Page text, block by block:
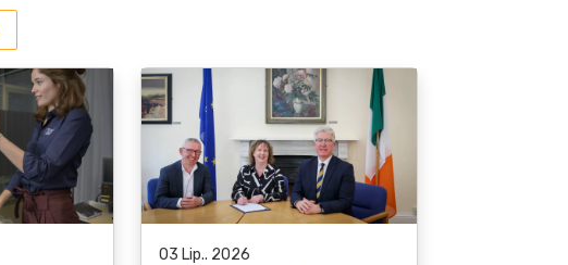
03 Lip.. 2026